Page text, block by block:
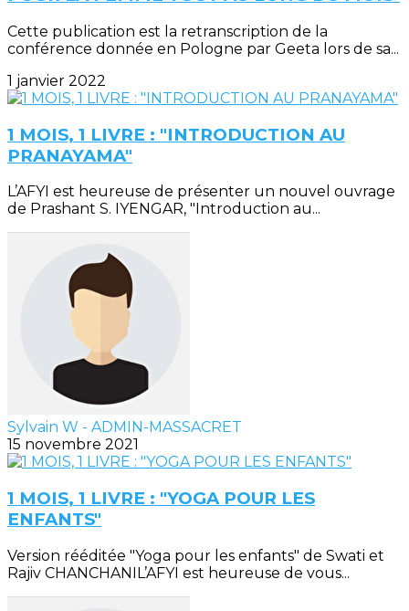
Cette publication est la retranscription de la
conférence donnée en Pologne par Geeta lors de sa...
1 janvier 2022
1 MOIS, 1 LIVRE : "INTRODUCTION AU
PRANAYAMA"
L’AFYI est heureuse de présenter un nouvel ouvrage
de Prashant S. IYENGAR, "Introduction au...
Sylvain W - ADMIN-MASSACRET
15 novembre 2021
1 MOIS, 1 LIVRE : "YOGA POUR LES
ENFANTS"
Version rééditée "Yoga pour les enfants" de Swati et
Rajiv CHANCHANIL’AFYI est heureuse de vous...